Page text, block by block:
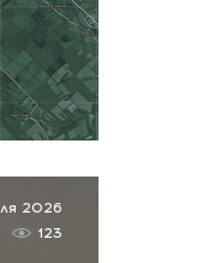
2026
123